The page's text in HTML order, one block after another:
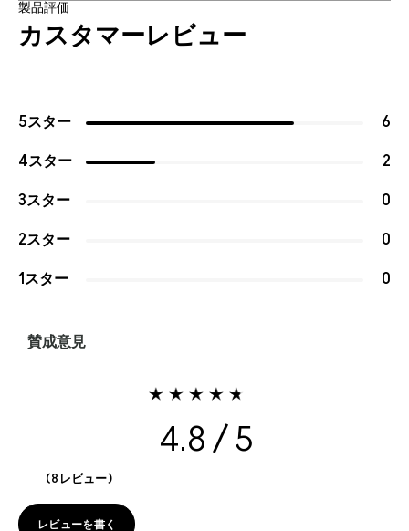
製品評価
カスタマーレビュー
5スター 6
4スター 2
3スター 0
2スター 0
1スター 0
賛成意見
4.8
8レビュー
レビューを書く